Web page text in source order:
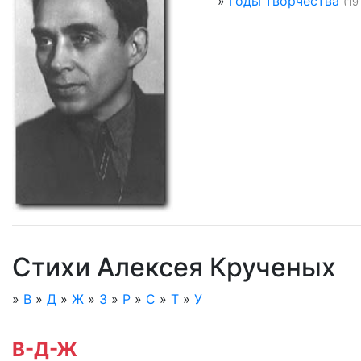
Стихи Алексея Крученых
» В » Д » Ж » З » Р » С » Т » У
В-Д-Ж